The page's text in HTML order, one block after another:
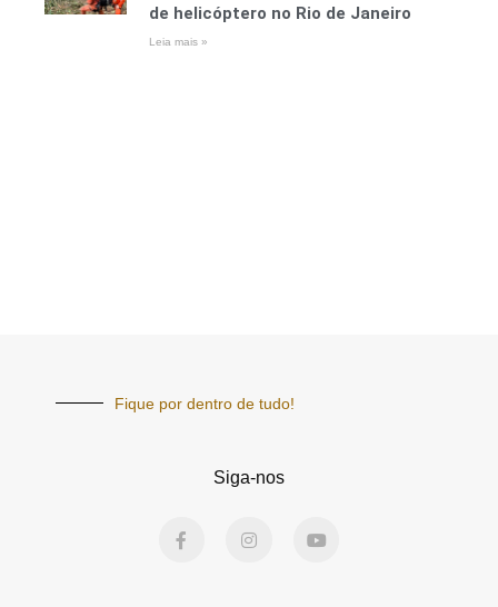
de helicóptero no Rio de Janeiro
Leia mais »
Fique por dentro de tudo!
Siga-nos
a
n
o